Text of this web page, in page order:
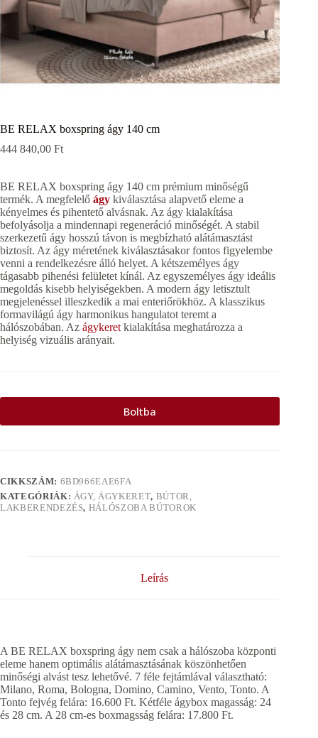
BE RELAX boxspring ágy 140 cm
444 840,00 Ft
BE RELAX boxspring ágy 140 cm prémium minőségű
termék. A megfelelő ágy kiválasztása alapvető eleme a
kényelmes és pihentető alvásnak. Az ágy kialakítása
befolyásolja a mindennapi regeneráció minőségét. A stabil
szerkezetű ágy hosszú távon is megbízható alátámasztást
biztosít. Az ágy méretének kiválasztásakor fontos figyelembe
venni a rendelkezésre álló helyet. A kétszemélyes ágy
tágasabb pihenési felületet kínál. Az egyszemélyes ágy ideális
megoldás kisebb helyiségekben. A modern ágy letisztult
megjelenéssel illeszkedik a mai enteriőrökhöz. A klasszikus
formavilágú ágy harmonikus hangulatot teremt a
hálószobában. Az ágykeret kialakítása meghatározza a
helyiség vizuális arányait.
Boltba
CIKKSZÁM: 6BD966EAE6FA
KATEGÓRIÁK: ÁGY, ÁGYKERET, BÚTOR,
LAKBERENDEZÉS, HÁLÓSZOBA BÚTOROK
Leírás
A BE RELAX boxspring ágy nem csak a hálószoba központi
eleme hanem optimális alátámasztásának köszönhetően
minőségi alvást tesz lehetővé. 7 féle fejtámlával választható:
Milano, Roma, Bologna, Domino, Camino, Vento, Tonto. A
Tonto fejvég felára: 16.600 Ft. Kétféle ágybox magasság: 24
és 28 cm. A 28 cm-es boxmagsság felára: 17.800 Ft.